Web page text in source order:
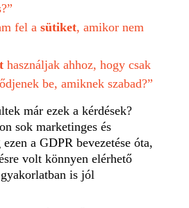
fel a sütiket, amikor nem
használjak ahhoz, hogy csak
be, amiknek szabad?”
már ezek a kérdések?
sok marketinges és
a GDPR bevezetése óta,
volt könnyen elérhető
is jól